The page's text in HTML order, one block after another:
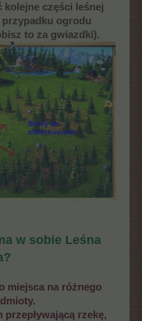
kolejne części leśnej
przypadku ogrodu
to za gwiazdki).
w sobie Leśna
miejsca na różnego
rzekę,